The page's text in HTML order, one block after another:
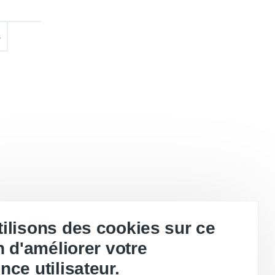
des cookies sur ce
d'améliorer votre
utilisateur.